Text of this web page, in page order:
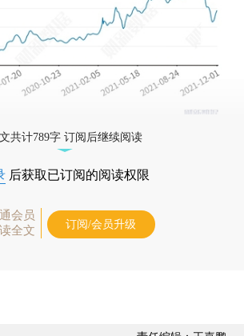
共计789字 订阅后继续阅读
后获取已订阅的阅读权限
会员
全文
订阅/会员升级